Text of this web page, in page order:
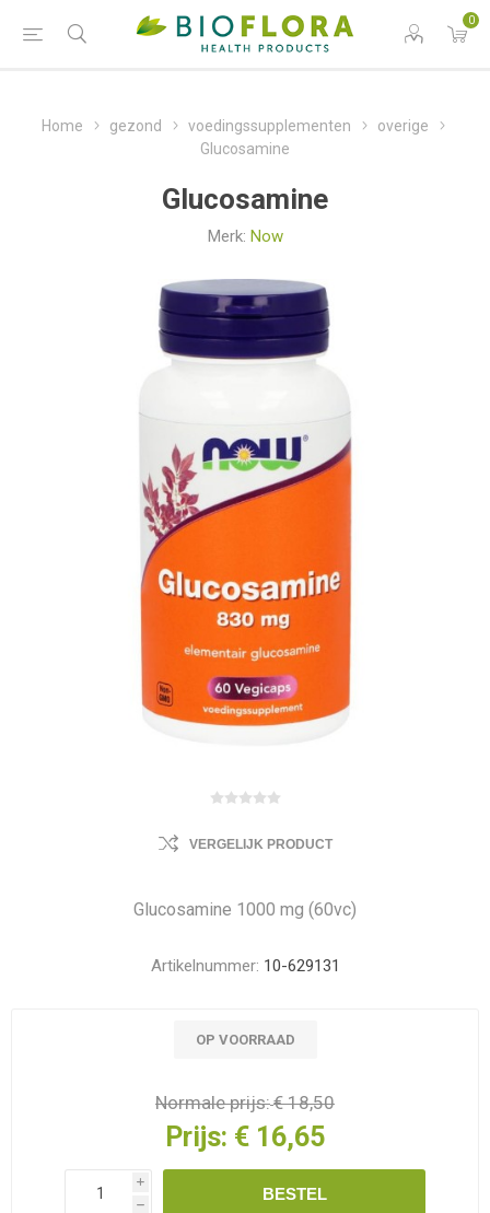
0
Home gezond voedingssupplementen
overige
Glucosamine
Glucosamine
Merk: Now
VERGELIJK PRODUCT
Glucosamine 1000 mg (60vc)
Artikelnummer: 10-629131
OP VOORRAAD
Normale prijs:€ 18,50
Prijs: € 16,65
i
h
BESTEL